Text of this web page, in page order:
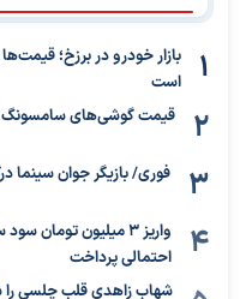
بازار خودرو در برزخ؛
است
قیمت گوشی‌های سامسونگ 17 مرداد 1405
فوری/ بازیگر جوان سینما
واریز ۳ میلیون
احتمالی پرداخت
شهاب زاهدی قلب چلسی